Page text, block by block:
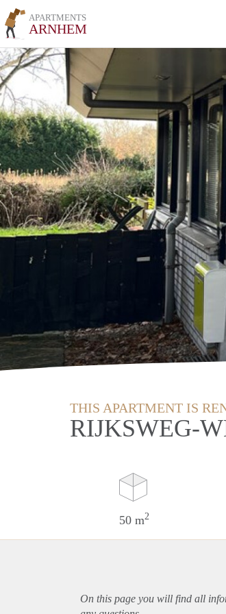
APARTMENTS
ARNHEM
THIS APARTMENT IS
RIJKSWEG-
50 m2
On this page you will find all